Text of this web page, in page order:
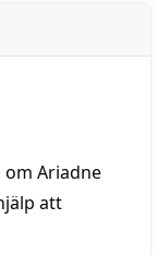
Ariadne
att